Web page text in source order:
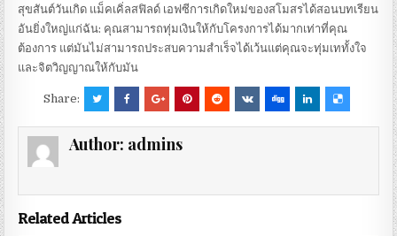
สุขสันต์วันเกิด แม็คเคิ่ลสฟิลด์ เอฟซีการเกิดใหม่ของสโมสรได้สอนบทเรียน
อันยิ่งใหญ่แก่ฉัน: คุณสามารถทุ่มเงินให้กับโครงการได้มากเท่าที่คุณ
ต้องการ แต่มันไม่สามารถประสบความสำเร็จได้เว้นแต่คุณจะทุ่มเททั้งใจ
และจิตวิญญาณให้กับมัน
Share:
Author: admins
Related Articles